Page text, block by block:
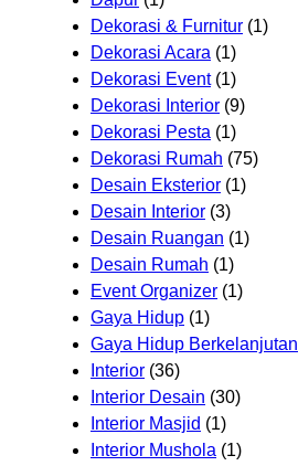
Dekorasi & Furnitur (1)
Dekorasi Acara (1)
Dekorasi Event(1)
Dekorasi Interior (9)
Dekorasi Pesta (1)
Dekorasi Rumah (75)
Desain Eksterior (1)
Desain Interior (3)
Desain Ruangan (1)
Desain Rumah (1)
Event Organizer (1)
Gaya Hidup (1)
Gaya Hidup Berkelanjutan
Interior (36)
Interior Desain (30)
Interior Masjid (1)
Interior Mushola (1)